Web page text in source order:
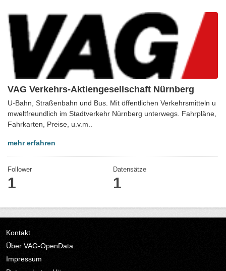
VAG Verkehrs-Aktiengesellschaft Nürnberg
U-Bahn, Straßenbahn und Bus. Mit öffentlichen Verkehrsmitteln u
mweltfreundlich im Stadtverkehr Nürnberg unterwegs. Fahrpläne,
Fahrkarten, Preise, u.v.m..
mehr erfahren
Follower
1
Datensätze
1
Kontakt
Über VAG-OpenData
Impressum